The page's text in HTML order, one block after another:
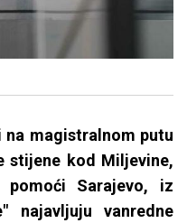
na magistralnom putu
stijene kod Miljevine,
Sarajevo, iz
najavljuju vanredne